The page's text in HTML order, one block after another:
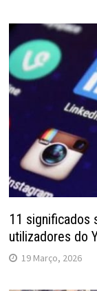
11 significados
utilizadores do
19 Março, 2026